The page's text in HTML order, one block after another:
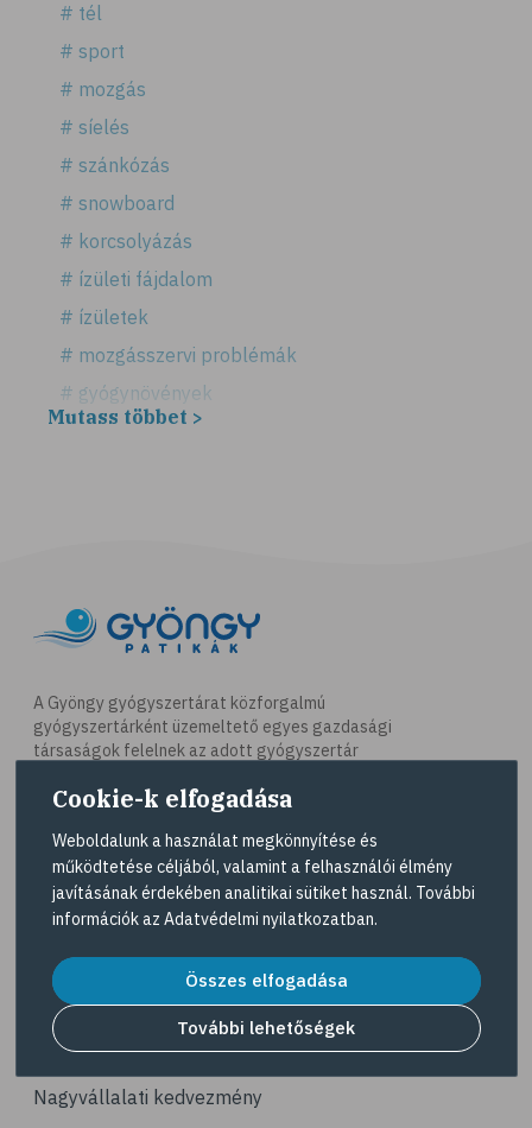
# tél
# sport
# mozgás
# síelés
# szánkózás
# snowboard
# korcsolyázás
# ízületi fájdalom
# ízületek
# mozgásszervi problémák
# gyógynövények
# hátfájás
# kardioedzés
# jóga
# nordic walking
# futás
# kocogás
# túrázás
# kerékpározás
# stresszcsökkentés
# gyaloglás
# ízületi gyulladás
# tai chi
# tornagyakorlatok
Mutass többet >
A Gyöngy gyógyszertárat közforgalmú
gyógyszertárként üzemeltető egyes gazdasági
társaságok felelnek az adott gyógyszertár
elérhetőségeit a Gyógyszertár kereső
Navigáció
Akciós termékek
Dermokozmetikumok
Gyöngy Patika Magazin
Patika kereső
Nagyvállalati kedvezmény
Cookie-k elfogadása
Weboldalunk a használat megkönnyítése és
működtetése céljából, valamint a felhasználói élmény
javításának érdekében analitikai sütiket használ. További
információk az Adatvédelmi nyilatkozatban.
Összes elfogadása
További lehetőségek